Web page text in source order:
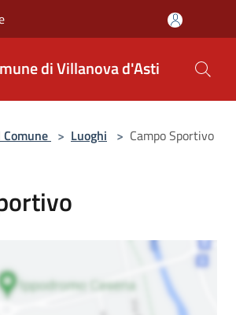
di Villanova d'Asti
> Luoghi > Campo Sportivo